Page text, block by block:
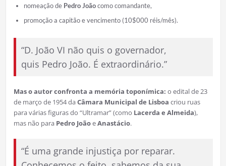
nomeação de Pedro Joãocomo comandante,
promoção a capitão e vencimento (10$000 réis/mês).
“D. João VI não quis o governador,
quis Pedro João. É extraordinário.”
Mas o autor confronta a memória toponímica: o edital de 23
de março de 1954 daCâmara Municipal de Lisboa criou ruas
para várias figuras do “Ultramar” (como Lacerda e Almeida),
mas não para Pedro JoãoeAnastácio.
“É uma grande injustiça por reparar.